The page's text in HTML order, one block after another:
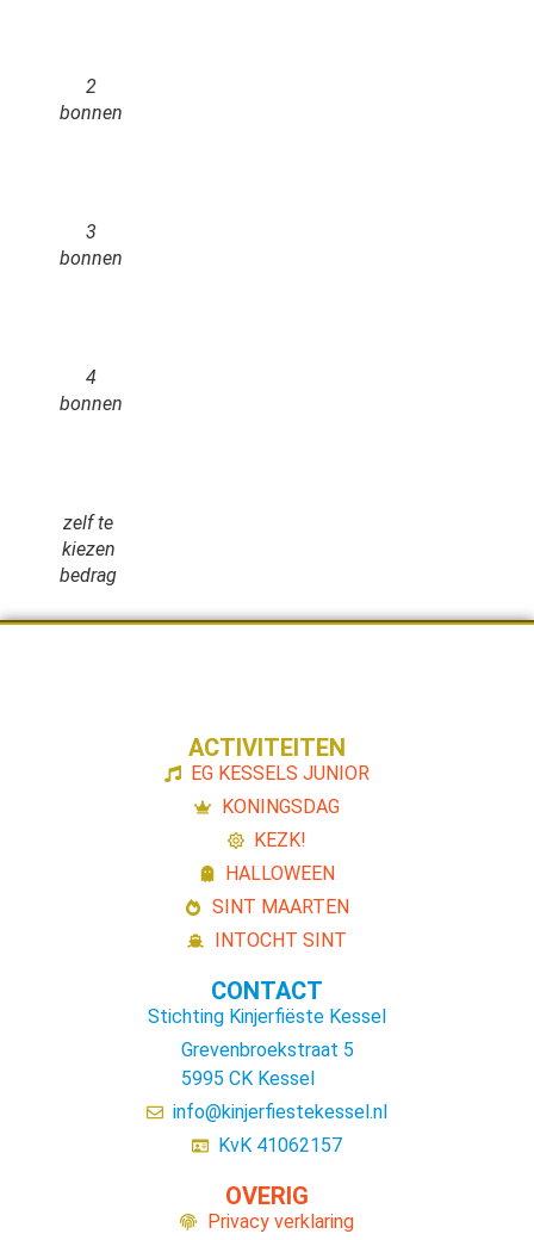
2
bonnen
3
bonnen
4
bonnen
zelf te
kiezen
bedrag
ACTIVITEITEN
EG KESSELS JUNIOR
KONINGSDAG
KEZK!
HALLOWEEN
SINT MAARTEN
INTOCHT SINT
CONTACT
Stichting Kinjerfiëste Kessel
Grevenbroekstraat 5
5995 CK Kessel
info@kinjerfiestekessel.nl
KvK 41062157
OVERIG
Privacy verklaring